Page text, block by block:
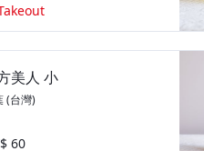
美人 小
(台灣)
60